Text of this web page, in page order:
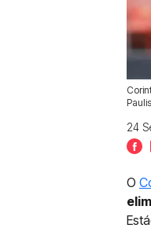
24
O